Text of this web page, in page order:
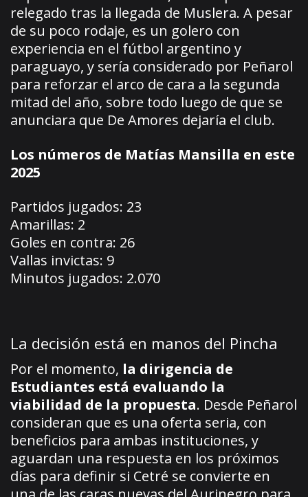
relegado tras la llegada de Muslera. A pesar
de su poco rodaje, es un golero con
experiencia en el fútbol argentino y
paraguayo, y sería considerado por Peñarol
para reforzar el arco de cara a la segunda
mitad del año, sobre todo luego de que se
anunciara que De Amores dejaría el club.
Los números de Matías Mansilla en este
2025
Partidos jugados: 23
Amarillas: 2
Goles en contra: 26
Vallas invictas: 9
Minutos jugados: 2.070
La decisión está en manos del Pincha
Por el momento, la dirigencia de
Estudiantes está evaluando la
viabilidad de la propuesta. Desde Peñarol
consideran que es una oferta seria, con
beneficios para ambas instituciones, y
aguardan una respuesta en los próximos
días para definir si Cetré se convierte en